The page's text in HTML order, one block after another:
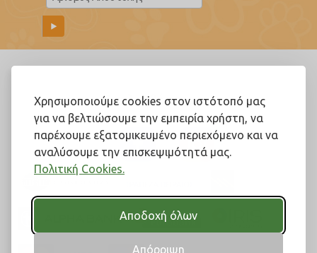
Χρησιμοποιούμε cookies στον ιστότοπό μας
για να βελτιώσουμε την εμπειρία χρήστη, να
παρέχουμε εξατομικευμένο περιεχόμενο και να
αναλύσουμε την επισκεψιμότητά μας.
Πολιτική Cookies.
Αποδοχή όλων
Απόρριψη
Ακολουθήστε μας!